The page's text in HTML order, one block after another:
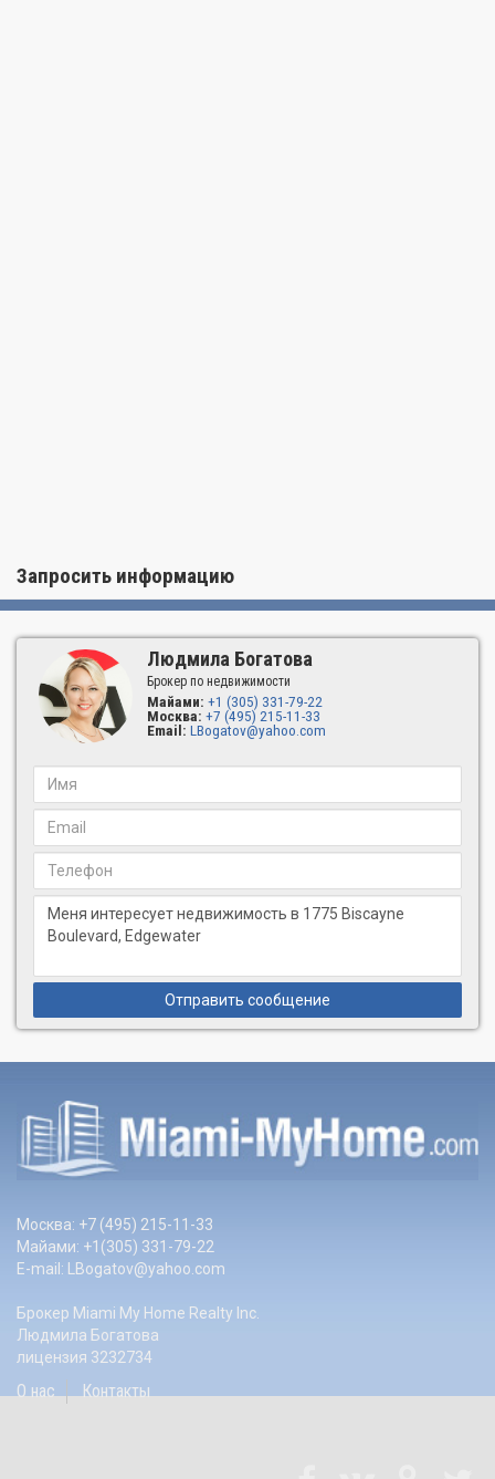
Запросить информацию
Людмила Богатова
Брокер по недвижимости
Майами: +1 (305) 331-79-22
Москва: +7 (495) 215-11-33
Email: LBogatov@yahoo.com
Отправить сообщение
Москва: +7 (495) 215-11-33
Майами: +1(305) 331-79-22
E-mail: LBogatov@yahoo.com
Брокер Miami My Home Realty Inc.
Людмила Богатова
лицензия 3232734
О нас Контакты